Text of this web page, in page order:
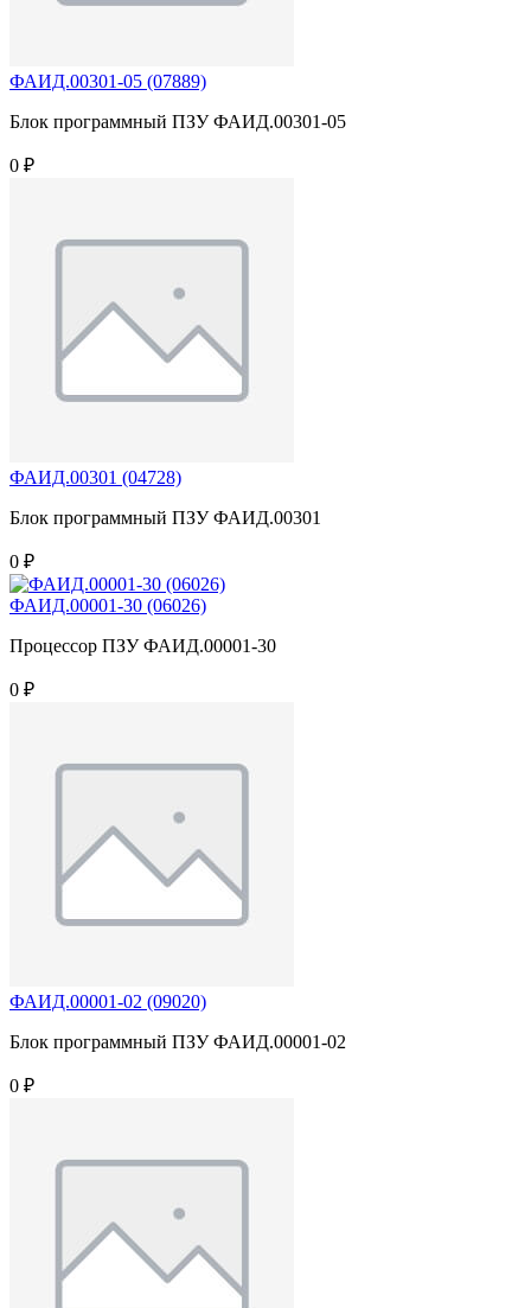
ФАИД.00301-05 (07889)
Блок программный ПЗУ ФАИД.00301-05
0 ₽
ФАИД.00301 (04728)
Блок программный ПЗУ ФАИД.00301
0 ₽
ФАИД.00001-30 (06026)
Процессор ПЗУ ФАИД.00001-30
0 ₽
ФАИД.00001-02 (09020)
Блок программный ПЗУ ФАИД.00001-02
0 ₽